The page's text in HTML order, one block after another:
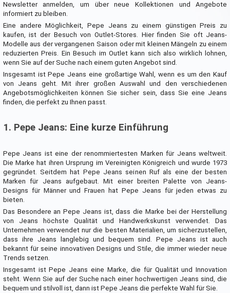
Newsletter anmelden, um über neue Kollektionen und Angebote
informiert zu bleiben.
Eine andere Möglichkeit, Pepe Jeans zu einem günstigen Preis zu
kaufen, ist der Besuch von Outlet-Stores. Hier finden Sie oft Jeans-
Modelle aus der vergangenen Saison oder mit kleinen Mängeln zu einem
reduzierten Preis. Ein Besuch im Outlet kann sich also wirklich lohnen,
wenn Sie auf der Suche nach einem guten Angebot sind.
Insgesamt ist Pepe Jeans eine großartige Wahl, wenn es um den Kauf
von Jeans geht. Mit ihrer großen Auswahl und den verschiedenen
Angebotsmöglichkeiten können Sie sicher sein, dass Sie eine Jeans
finden, die perfekt zu Ihnen passt.
1. Pepe Jeans: Eine kurze Einführung
Pepe Jeans ist eine der renommiertesten Marken für Jeans weltweit.
Die Marke hat ihren Ursprung im Vereinigten Königreich und wurde 1973
gegründet. Seitdem hat Pepe Jeans seinen Ruf als eine der besten
Marken für Jeans aufgebaut. Mit einer breiten Palette von Jeans-
Designs für Männer und Frauen hat Pepe Jeans für jeden etwas zu
bieten.
Das Besondere an Pepe Jeans ist, dass die Marke bei der Herstellung
von Jeans höchste Qualität und Handwerkskunst verwendet. Das
Unternehmen verwendet nur die besten Materialien, um sicherzustellen,
dass ihre Jeans langlebig und bequem sind. Pepe Jeans ist auch
bekannt für seine innovativen Designs und Stile, die immer wieder neue
Trends setzen.
Insgesamt ist Pepe Jeans eine Marke, die für Qualität und Innovation
steht. Wenn Sie auf der Suche nach einer hochwertigen Jeans sind, die
bequem und stilvoll ist, dann ist Pepe Jeans die perfekte Wahl für Sie.